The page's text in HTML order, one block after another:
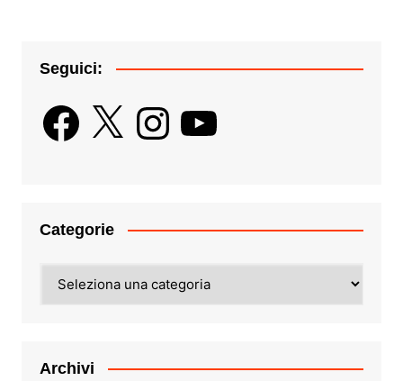
Seguici:
Facebook
X InstagramYouTube
Categorie
Archivi